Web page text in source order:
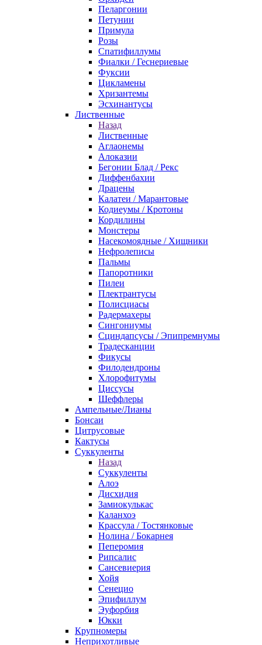
Пеларгонии
Петунии
Примула
Розы
Спатифиллумы
Фиалки / Геснериевые
Фуксии
Цикламены
Хризантемы
Эсхинантусы
Лиственные
Назад
Лиственные
Аглаонемы
Алоказии
Бегонии Блад / Рекс
Диффенбахии
Драцены
Калатеи / Марантовые
Кодиеумы / Кротоны
Кордилины
Монстеры
Насекомоядные / Хищники
Нефролеписы
Пальмы
Папоротники
Пилеи
Плектрантусы
Полисциасы
Радермахеры
Сингониумы
Сциндапсусы / Эпипремнумы
Традесканции
Фикусы
Филодендроны
Хлорофитумы
Циссусы
Шеффлеры
Ампельные/Лианы
Бонсаи
Цитрусовые
Кактусы
Суккуленты
Назад
Суккуленты
Алоэ
Дисхидия
Замиокулькас
Каланхоэ
Крассула / Тостянковые
Нолина / Бокарнея
Пеперомия
Рипсалис
Сансевиерия
Хойя
Сенецио
Эпифиллум
Эуфорбия
Юкки
Крупномеры
Неприхотливые